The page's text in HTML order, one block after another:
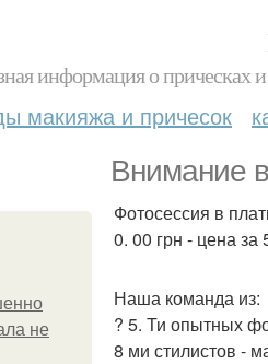
информация о прическах
макияжа и причесок
Внимание
не
Фотосессия в
0. 00 грн - цена за
Наша команда из:
? 5. Ти опытных
8 ми стилистов -